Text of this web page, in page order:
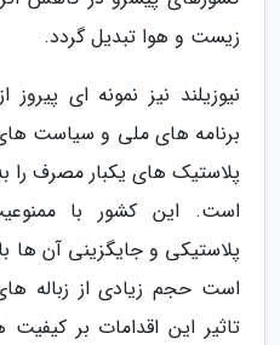
زیست و هوا تبدیل گردد.
نیوزیلند نیز نمونه ای
برنامه های ملی و سیاست
پلاستیک های یکبار مصرف
است. این کشور با
پلاستیکی و جایگزینی آن ها با
است حجم زیادی از زباله
تاثیر این اقدامات بر